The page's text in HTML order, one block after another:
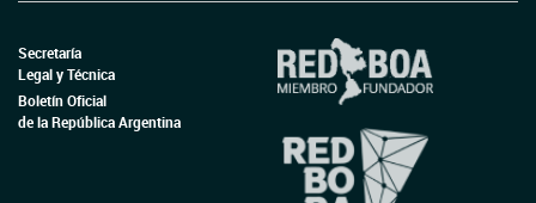
Secretaría
Legal y Técnica
Boletín Oficial
de la República Argentina